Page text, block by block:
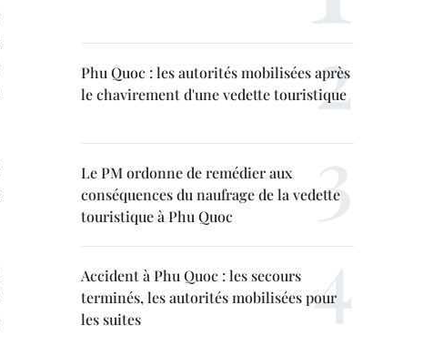
Phu Quoc : les autorités mobilisées après
le chavirement d'une vedette touristique
Le PM ordonne de remédier aux
conséquences du naufrage de la vedette
touristique à Phu Quoc
Accident à Phu Quoc : les secours
terminés, les autorités mobilisées pour
les suites